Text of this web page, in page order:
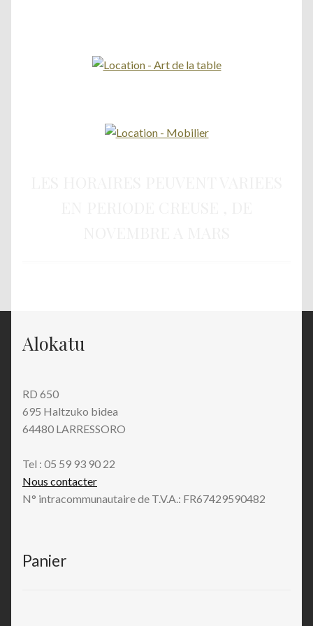
Alokatu
RD 650
695 Haltzuko bidea
64480 LARRESSORO
Tel : 05 59 93 90 22
Nous contacter
N° intracommunautaire de T.V.A.: FR67429590482
Panier